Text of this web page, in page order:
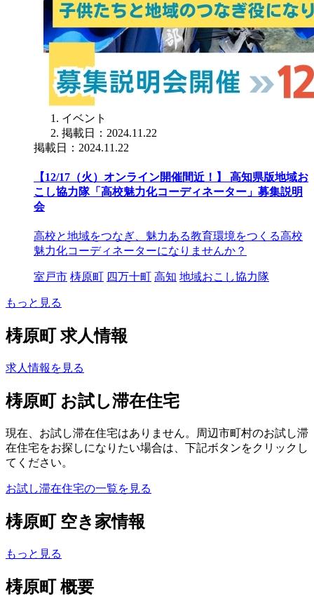
イベント
掲載日：2024.11.22
掲載日：2024.11.22
【12/17（火）オンライン開催間近！】 高知県版地域お
こし協力隊「高校魅力化コーディネーター」募集説明
会
高校と地域をつなぎ、魅力ある教育環境をつくる高校
魅力化コーディネーターになりませんか？
室戸市 梼原町 四万十町 高知 地域おこし協力隊
もっと見る
梼原町 求人情報
求人情報を見る
梼原町 お試し滞在住宅
現在、お試し滞在住宅はありません。周辺市町村のお試し滞
在住宅をお探しになりたい場合は、下記ボタンをクリックし
てください。
お試し滞在住宅の一覧を見る
梼原町 空き家情報
もっと見る
梼原町 概要